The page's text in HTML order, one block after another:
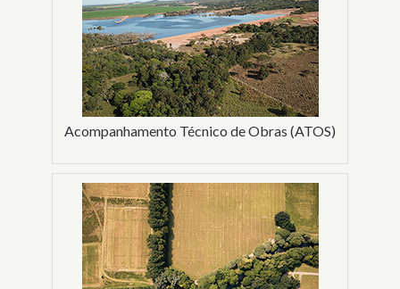
Acompanhamento Técnico de Obras (ATOS)